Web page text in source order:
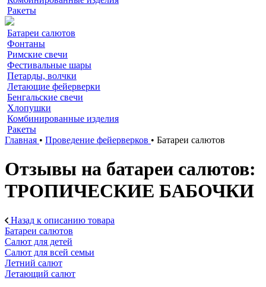
Ракеты
Батареи салютов
Фонтаны
Римские свечи
Фестивальные шары
Петарды, волчки
Летающие фейерверки
Бенгальские свечи
Хлопушки
Комбинированные изделия
Ракеты
Главная • Проведение фейерверков • Батареи салютов
Отзывы на батареи салютов:
ТРОПИЧЕСКИЕ БАБОЧКИ
Назад к описанию товара
Батареи салютов
Салют для детей
Салют для всей семьи
Летний салют
Летающий салют